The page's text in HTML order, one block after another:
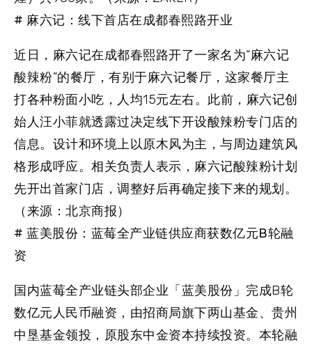
# 麻六记：线下首店在成都春熙路开业
近日，麻六记在成都春熙路开了一家名为“麻六记
酸辣粉”的餐厅，有别于麻六记餐厅，这家餐厅主
打各种粉面小吃，人均15元左右。此前，麻六记创
始人汪小菲就透露过决定线下开设酸辣粉专门店的
信息。设计和环境上以原木风为主，与周边建筑风
格形成呼应。相关负责人表示，麻六记酸辣粉计划
先开出首家门店，调整好后再确定接下来的规划。
（来源：北京商报）
# 蓝美股份：蓝莓全产业链供应商获数亿元B轮融
资
国内蓝莓全产业链头部企业「蓝美股份」完成B轮
数亿元人民币融资，由招商局旗下两山基金、贵州
中垦基金领投，原股东中金资本持续投资。本轮融